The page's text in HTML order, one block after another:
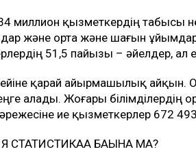
миллион қызметкердің табысы
және орта және шағын
51,5 пайызы – әйелдер, ал
қарай айырмашылық айқын.
алады. Жоғары білімділердің
ие қызметкерлер 672
СТАТИСТИКАҒА БАҒЫНА МА?